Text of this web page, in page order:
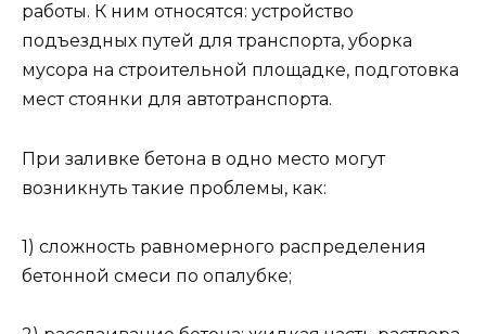
работы. К ним относятся: устройство
подъездных путей для транспорта, уборка
мусора на строительной площадке, подготовка
мест стоянки для автотранспорта.
При заливке бетона в одно место могут
возникнуть такие проблемы, как:
1) сложность равномерного распределения
бетонной смеси по опалубке;